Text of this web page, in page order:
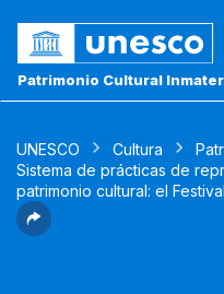
Patrimonio Cultural
UNESCO Cultura
Sistema de prácticas de
patrimonio cultural: el